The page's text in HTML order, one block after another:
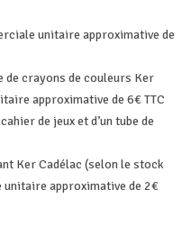
unitaire approximative de
de crayons de couleurs Ker
approximative de 6€ TTC
de jeux et d’un tube de
Ker Cadélac (selon le stock
unitaire approximative de 2€